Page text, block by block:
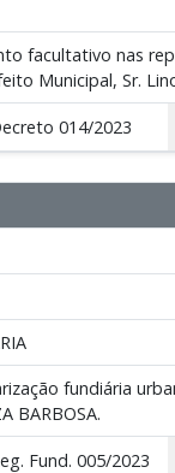
facultativo nas
Municipal, Sr.
014/2023
fundiária
BARBOSA.
Fund. 005/2023